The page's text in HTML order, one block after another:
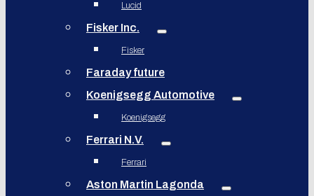
Lucid
Fisker Inc.
Fisker
Faraday future
Koenigsegg Automotive
Koenigsegg
Ferrari N.V.
Ferrari
Aston Martin Lagonda